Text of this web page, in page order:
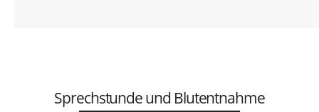
Sprechstunde und Blutentnahme